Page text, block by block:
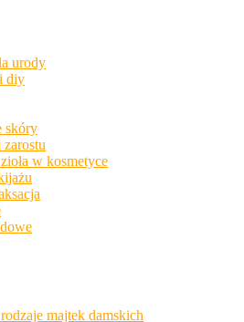
urody
diy
skóry
w kosmetyce